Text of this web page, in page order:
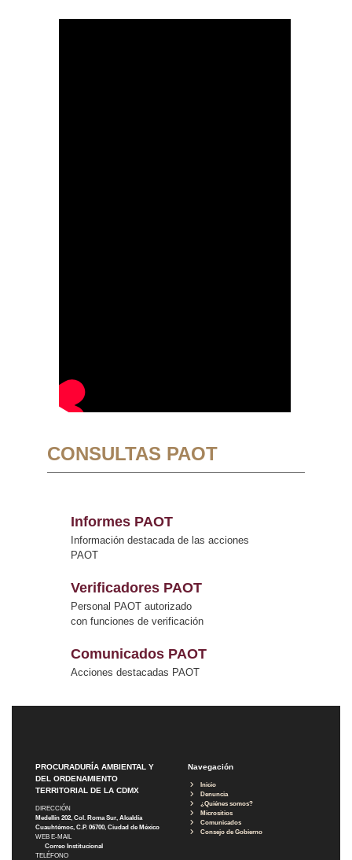
CONSULTAS PAOT
Informes PAOT
Información destacada de las acciones
PAOT
Verificadores PAOT
Personal PAOT autorizado
con funciones de verificación
Comunicados PAOT
Acciones destacadas PAOT
PROCURADURÍA AMBIENTAL Y
DEL ORDENAMIENTO
TERRITORIAL DE LA CDMX
DIRECCIÓN
Medellín 202, Col. Roma Sur, Alcaldía
Cuauhtémoc, C.P. 06700, Ciudad de México
WEB E-MAIL
Correo Institucional
TELÉFONO
Navegación
Inicio
Denuncia
¿Quiénes somos?
Micrositios
Comunicados
Consejo de Gobierno